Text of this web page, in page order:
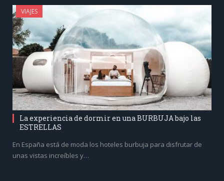
VIAJES
La experiencia de dormir en una BURBUJA bajo las
ESTRELLAS
En España está de moda los hoteles burbuja para disfrutar de
unas vistas increíbles y…